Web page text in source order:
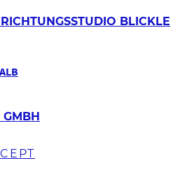
BLICKLE